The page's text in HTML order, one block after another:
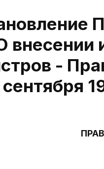
внесении
-